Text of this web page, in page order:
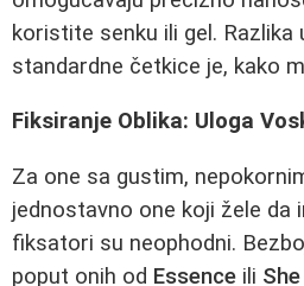
koristite senku ili gel. Razlika
standardne četkice je, kako
Fiksiranje Oblika: Uloga
Za one sa gustim,
jednostavno one koji žele da
fiksatori su neophodni.
poput onih od Essence ili